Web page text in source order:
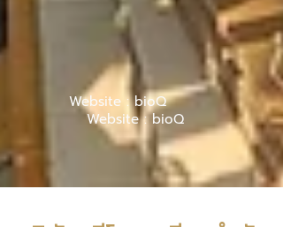
Website : bioQ
Website : bioQ